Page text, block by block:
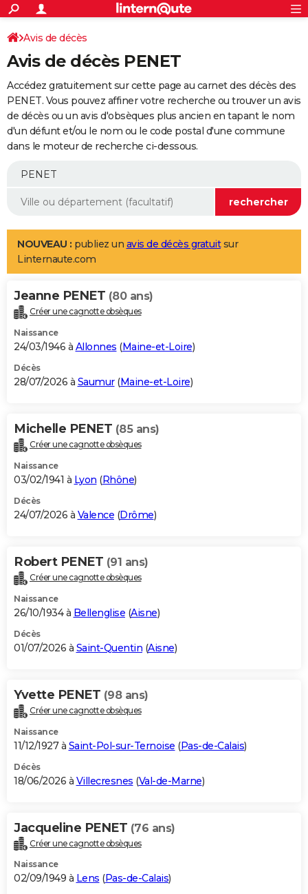
ACTUALITÉS
Politique
Société
Faits Divers
Education
Monde
Villes
+
SPORT
Coupe du monde 2026
Football
Tennis
Cyclisme
Rugby
Forum
Programme TV
TNT
Streaming
Cinéma
Sorties cinéma
Musique
+
FINANCE
Retraite
Impôts
Epargne
Immobilier
Risques naturels par ville
Banque
Assurance
Crédit
AUTO
Essais
Réserver un essai
Citadines
Berlines
SUV
Forum auto
+
Mobiles
Meilleur smartphone
Internet
Ordinateurs
Jeux vidéo
Guide high-tech
Aménagement intérieur
LIFESTYLE
Art de vivre
Bien-être
Loisirs
Mode
Modes de vie
Alimentation
Guide de la santé
Maladies
Médicaments
Sommeil
VOYAGE
Destinations
City break
Voyage nature
Voyage de noces
Forum
Climat
+PHOTO
GUIDES D'ACHAT
BONS PLANS
Carte de Noël
Carte Bonne année
Carte Saint-Valentin
Carte Pâques
Carte d'anniversaire
DICTIONNAIRE
Dictionnaire
Biographies
Citations
Expressions
Proverbes
PROGRAMME TV
S'inscrire
Se connecter
Lycées
Collèges
Primaires
Universités
Entreprises
Service militaire
Avis de recherche
AVIS DE DÉCÈS
Bricolage
Lifestyle
Culture
Sport
Auto
Television
Voyage
Cinema
Avis de décès
Avis de décès PENET
Accédez gratuitement sur cette page au carnet des décès des
PENET. Vous pouvez affiner votre recherche ou trouver un avis
de décès ou un avis d'obsèques plus ancien en tapant le nom
d'un défunt et/ou le nom ou le code postal d'une commune
dans le moteur de recherche ci-dessous.
NOUVEAU : publiez un avis de décès gratuitsur
Linternaute.com
Jeanne PENET (80 ans)
Créer une cagnotte obsèques
Naissance
24/03/1946 à Allonnes (Maine-et-Loire)
Décès
28/07/2026 à Saumur(Maine-et-Loire)
Michelle PENET (85 ans)
Créer une cagnotte obsèques
Naissance
03/02/1941 à Lyon (Rhône)
Décès
24/07/2026 à Valence (Drôme)
Robert PENET (91 ans)
Créer une cagnotte obsèques
Naissance
26/10/1934 à Bellenglise (Aisne)
Décès
01/07/2026 à Saint-Quentin (Aisne)
Yvette PENET (98 ans)
Créer une cagnotte obsèques
Naissance
11/12/1927 à Saint-Pol-sur-Ternoise (Pas-de-Calais)
Décès
18/06/2026 à Villecresnes (Val-de-Marne)
Jacqueline PENET (76 ans)
Créer une cagnotte obsèques
Naissance
02/09/1949 à Lens (Pas-de-Calais)